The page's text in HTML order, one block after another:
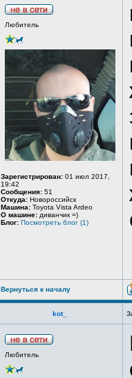
Любитель
Зарегистрирован: 01 июл 2017,
19:42
Сообщения: 51
Откуда: Новороссийск
Машина: Toyota Vista Ardeo
О машине: диванчик =)
Блог: Посмотреть блог (1)
Вернуться к началу
kot_
Любитель